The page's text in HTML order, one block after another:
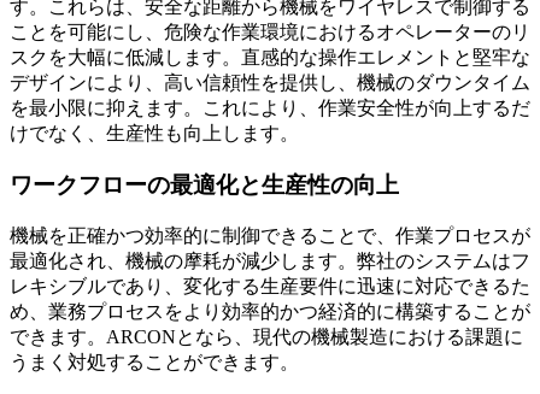
す。これらは、安全な距離から機械をワイヤレスで制御する
ことを可能にし、危険な作業環境におけるオペレーターのリ
スクを大幅に低減します。直感的な操作エレメントと堅牢な
デザインにより、高い信頼性を提供し、機械のダウンタイム
を最小限に抑えます。これにより、作業安全性が向上するだ
けでなく、生産性も向上します。
ワークフローの最適化と生産性の向上
機械を正確かつ効率的に制御できることで、作業プロセスが
最適化され、機械の摩耗が減少します。弊社のシステムはフ
レキシブルであり、変化する生産要件に迅速に対応できるた
め、業務プロセスをより効率的かつ経済的に構築することが
できます。ARCONとなら、現代の機械製造における課題に
うまく対処することができます。